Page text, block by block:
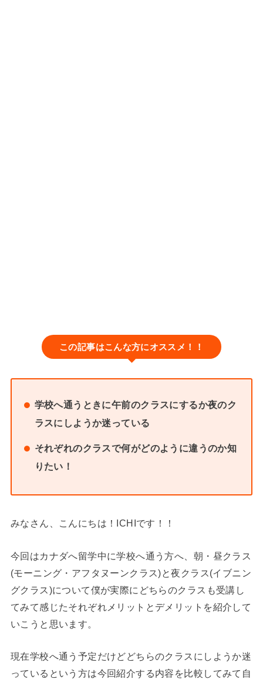
この記事はこんな方にオススメ！！
学校へ通うときに午前のクラスにするか夜のク
ラスにしようか迷っている
それぞれのクラスで何がどのように違うのか知
りたい！
みなさん、こんにちは！ICHIです！！
今回はカナダへ留学中に学校へ通う方へ、朝・昼クラス
(モーニング・アフタヌーンクラス)と夜クラス(イブニン
グクラス)について僕が実際にどちらのクラスも受講し
てみて感じたそれぞれメリットとデメリットを紹介して
いこうと思います。
現在学校へ通う予定だけどどちらのクラスにしようか迷
っているという方は今回紹介する内容を比較してみて自